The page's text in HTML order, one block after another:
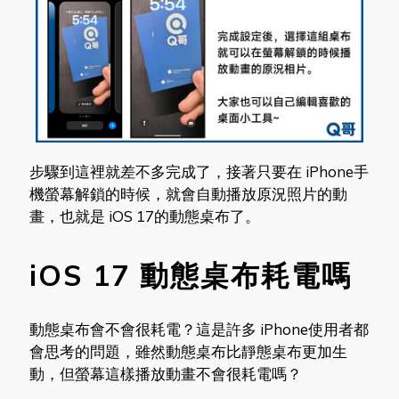
步驟到這裡就差不多完成了，接著只要在 iPhone手
機螢幕解鎖的時候，就會自動播放原況照片的動
畫，也就是 iOS 17的動態桌布了。
iOS 17 動態桌布耗電嗎
動態桌布會不會很耗電？這是許多 iPhone使用者都
會思考的問題，雖然動態桌布比靜態桌布更加生
動，但螢幕這樣播放動畫不會很耗電嗎？